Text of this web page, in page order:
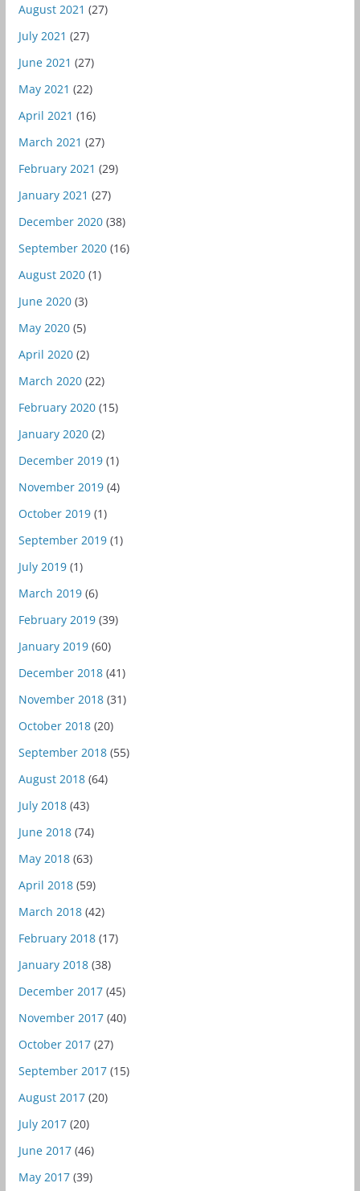
August 2021 (27)
July 2021 (27)
June 2021 (27)
May 2021 (22)
April 2021 (16)
March 2021 (27)
February 2021 (29)
January 2021 (27)
December 2020(38)
September 2020(16)
August 2020(1)
June 2020(3)
May 2020(5)
April 2020(2)
March 2020(22)
February 2020(15)
January 2020(2)
December 2019(1)
November 2019(4)
October 2019(1)
September 2019(1)
July 2019(1)
March 2019(6)
February 2019(39)
January 2019(60)
December 2018(41)
November 2018(31)
October 2018(20)
September 2018(55)
August 2018(64)
July 2018(43)
June 2018(74)
May 2018(63)
April 2018(59)
March 2018(42)
February 2018(17)
January 2018(38)
December 2017(45)
November 2017(40)
October 2017(27)
September 2017(15)
August 2017(20)
July 2017(20)
June 2017(46)
May 2017(39)